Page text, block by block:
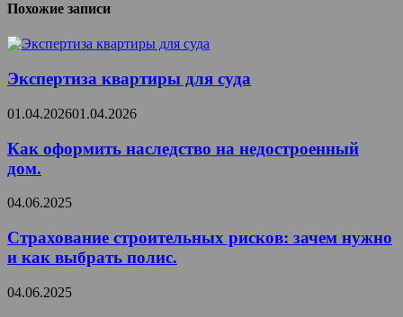
Похожие записи
Экспертиза квартиры для суда
01.04.202601.04.2026
Как оформить наследство на недостроенный
дом.
04.06.2025
Страхование строительных рисков: зачем нужно
и как выбрать полис.
04.06.2025